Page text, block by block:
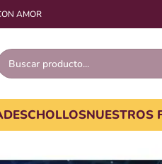
AMOR
CHOLLOSNUESTROS